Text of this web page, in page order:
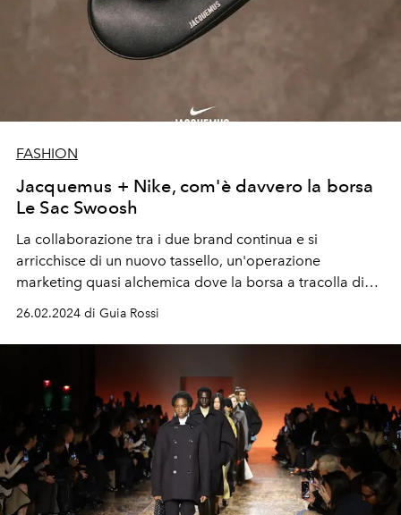
FASHION
Jacquemus + Nike, com'è davvero la borsa
Le Sac Swoosh
La collaborazione tra i due brand continua e si
arricchisce di un nuovo tassello, un'operazione
marketing quasi alchemica dove la borsa a tracolla di
26.02.2024 di Guia Rossi